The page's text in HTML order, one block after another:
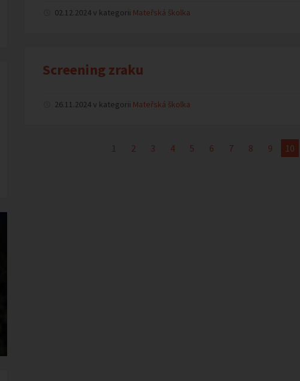
02.12.2024 v kategorii Mateřská školka
Screening zraku
26.11.2024 v kategorii Mateřská školka
1 2 3 4 5 6 7 8 9 10